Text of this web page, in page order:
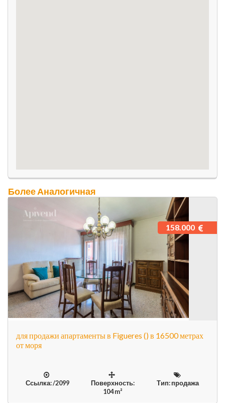
Более Аналогичная
для продажи апартаменты в Figueres () в 16500 метрах
от моря
158.000
Ссылка: /2099
Поверхность:
104 m²
Тип: продажа